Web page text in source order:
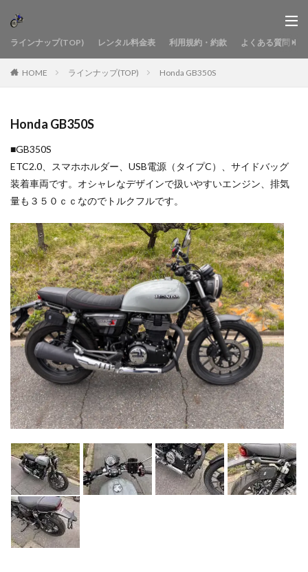
ラインナップ(TOP) レンタル料金表 利用規約・約款 よくある質問
HOME ラインナップ(TOP) Honda GB350S
Honda GB350S
■GB350S
ETC2.0、スマホホルダー、USB電源（タイプC）、サイドバッグ
装着車両です。オシャレなデザインで扱いやすいエンジン、排気
量も３５０ｃｃなのでトルクフルです。